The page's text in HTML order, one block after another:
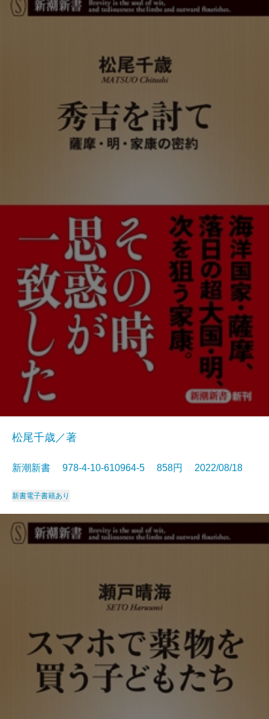
松尾千歳／著
新潮新書 978-4-10-610964-5 858円 2022/08/18
新書電子書籍あり